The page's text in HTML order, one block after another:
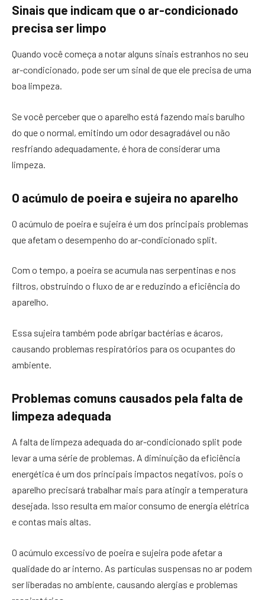
Sinais que indicam que o ar-condicionado
precisa ser limpo
Quando você começa a notar alguns sinais estranhos no seu
ar-condicionado, pode ser um sinal de que ele precisa de uma
boa limpeza.
Se você perceber que o aparelho está fazendo mais barulho
do que o normal, emitindo um odor desagradável ou não
resfriando adequadamente, é hora de considerar uma
limpeza.
O acúmulo de poeira e sujeira no aparelho
O acúmulo de poeira e sujeira é um dos principais problemas
que afetam o desempenho do ar-condicionado split.
Com o tempo, a poeira se acumula nas serpentinas e nos
filtros, obstruindo o fluxo de ar e reduzindo a eficiência do
aparelho.
Essa sujeira também pode abrigar bactérias e ácaros,
causando problemas respiratórios para os ocupantes do
ambiente.
Problemas comuns causados pela falta de
limpeza adequada
A falta de limpeza adequada do ar-condicionado split pode
levar a uma série de problemas. A diminuição da eficiência
energética é um dos principais impactos negativos, pois o
aparelho precisará trabalhar mais para atingir a temperatura
desejada. Isso resulta em maior consumo de energia elétrica
e contas mais altas.
O acúmulo excessivo de poeira e sujeira pode afetar a
qualidade do ar interno. As partículas suspensas no ar podem
ser liberadas no ambiente, causando alergias e problemas